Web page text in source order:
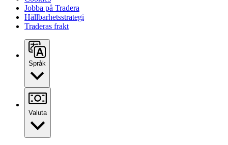
Jobba på Tradera
Hållbarhetsstrategi
Traderas frakt
Språk
Valuta